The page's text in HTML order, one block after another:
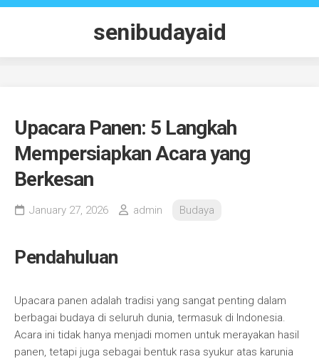
Skip
senibudayaid
Upacara Panen: 5 Langkah
Mempersiapkan Acara yang
Berkesan
January 27, 2026 admin Budaya
Pendahuluan
Upacara panen adalah tradisi yang sangat penting dalam
berbagai budaya di seluruh dunia, termasuk di Indonesia.
Acara ini tidak hanya menjadi momen untuk merayakan hasil
panen, tetapi juga sebagai bentuk rasa syukur atas karunia